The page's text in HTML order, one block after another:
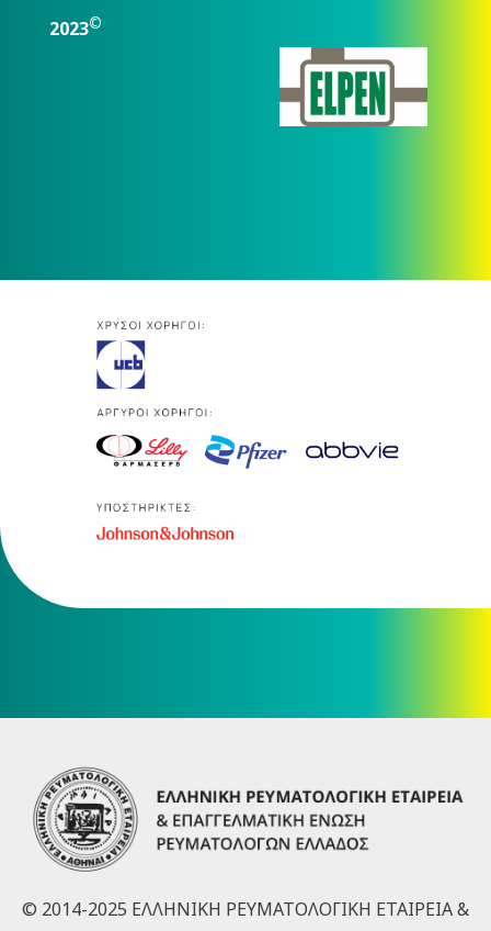
2023©
© 2014-2025 ΕΛΛΗΝΙΚΗ ΡΕΥΜΑΤΟΛΟΓΙΚΗ ΕΤΑΙΡΕΙΑ &